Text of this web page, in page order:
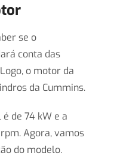
se o
conta das
o motor da
da Cummins.
de 74 kW e a
Agora, vamos
do modelo.